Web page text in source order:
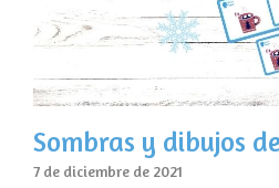
Sombras y dibujos
7 de diciembre de 2021